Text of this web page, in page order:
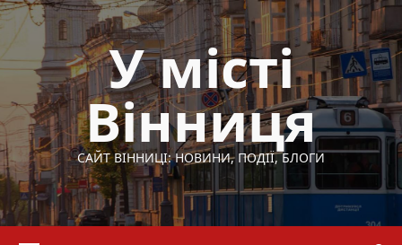
Перейти
до
вмісту
У місті
Вінниця
САЙТ ВІННИЦІ: НОВИНИ, ПОДІЇ, БЛОГИ